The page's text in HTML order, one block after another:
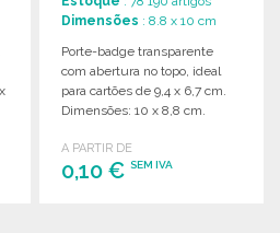
Dimensões : 8.8 x 10 cm
Porte-badge transparente
com abertura no topo, ideal
para cartões de 9,4 x 6,7 cm.
Dimensões: 10 x 8,8 cm.
A PARTIR DE
0,10 €SEM IVA